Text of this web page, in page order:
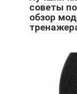
советы
обзор